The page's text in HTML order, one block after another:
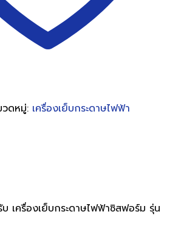
ดหมู่: เครื่องเย็บกระดาษไฟฟ้า
เครื่องเย็บกระดาษไฟฟ้าซิสฟอร์ม รุ่น